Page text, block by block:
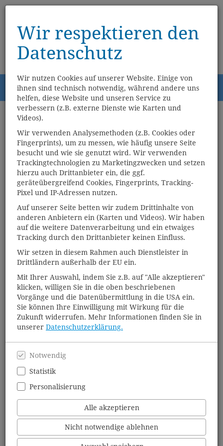
Wir respektieren den
Datenschutz
Wir nutzen Cookies auf unserer Website. Einige von
ihnen sind technisch notwendig, während andere uns
helfen, diese Website und unseren Service zu
verbessern (z.B. externe Dienste wie Karten und
Videos).
Wir verwenden Analysemethoden (z.B. Cookies oder
Fingerprints), um zu messen, wie häufig unsere Seite
besucht und wie sie genutzt wird. Wir verwenden
Trackingtechnologien zu Marketingzwecken und setzen
hierzu auch Drittanbieter ein, die ggf.
geräteübergreifend Cookies, Fingerprints, Tracking-
Pixel und IP-Adressen nutzen.
Auf unserer Seite betten wir zudem Drittinhalte von
anderen Anbietern ein (Karten und Videos). Wir haben
auf die weitere Datenverarbeitung und ein etwaiges
Tracking durch den Drittanbieter keinen Einfluss.
Wir setzen in diesem Rahmen auch Dienstleister in
Drittländern außerhalb der EU ein.
Mit Ihrer Auswahl, indem Sie z.B. auf "Alle akzeptieren"
klicken, willigen Sie in die oben beschriebenen
Vorgänge und die Datenübermittlung in die USA ein.
Sie können Ihre Einwilligung mit Wirkung für die
Zukunft widerrufen. Mehr Informationen finden Sie in
unserer Datenschutzerklärung.
Notwendig
Statistik
Personalisierung
Alle akzeptieren
Nicht notwendige ablehnen
Menü
Willkommen im Webshop
der Buchhandlung Netzel!
Worpsweder Tradition seit 1879 - seit 1999 auch online als
Partner unseres Großhändlers Libri. Schon gewusst? Wenn
Sie einen lieferbaren Artikel bis 15.30 Uhr bestellen und
"Abholung in der Buchhandlung" anklicken, wird der Artikel
über Nacht gemeinsam mit unseren Bestellungen mit dem
Bücherwagendienst in einer Mehrwegwanne an uns geliefert
(außer montags). Dies ist für Sie versandkostenfrei und spart
Verpackungsmaterial.
Unsere Öffnungszeiten:
Montag 10 - 13 Uhr & 15 - 18 Uhr
Dienstag 10 - 13 Uhr & 15 - 18 Uhr
Mittwoch 10 - 13 Uhr
Donnerstag 10 - 13 Uhr & 15 - 18 Uhr
Freitag 10 - 13 Uhr & 15 - 18 Uhr
Samstag 10 - 13 Uhr
Nachmittags ist in diesem Jahr außerdem geöffnet am 1.
April (Mi), 5. (Mi) und 12. August (Mi), 6. (Sonntag -
Vereinbarung.
+++ Ab sofort nehmen wir SCHULBUCHBESTELLUNGEN an.
Geben Sie einfach Ihre Schulbuchlisten im Laden ab oder
senden Sie uns Ihre Schulbuchliste per E-Mail. Bitte haben
Sie Verständnis, dass wir aus wirtschaftlichen Gründen die
Schulbücher der örtlichen Schulen in unserem Shopsystem
sperren. Wenn Sie Fragen dazu haben, sprechen Sie uns an.